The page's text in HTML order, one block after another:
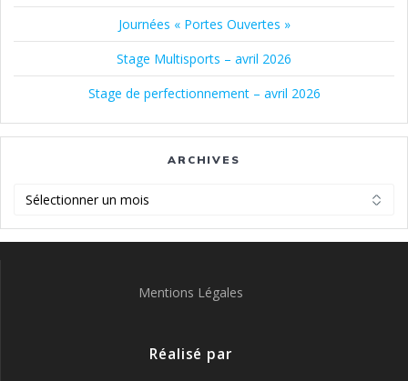
Journées « Portes Ouvertes »
Stage Multisports – avril 2026
Stage de perfectionnement – avril 2026
ARCHIVES
Mentions Légales
Réalisé par